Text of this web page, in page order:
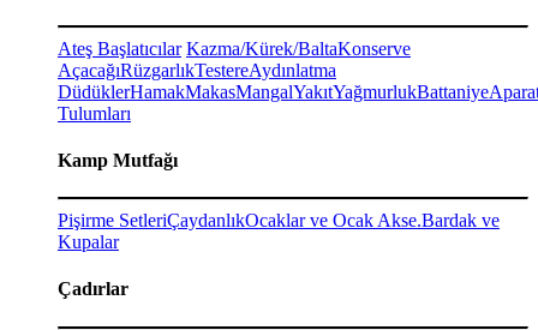
Ateş Başlatıcılar Kazma/Kürek/BaltaKonserve
AçacağıRüzgarlıkTestereAydınlatma
DüdüklerHamakMakasMangalYakıtYağmurlukBattaniye
Tulumları
Kamp Mutfağı
Pişirme SetleriÇaydanlıkOcaklar ve Ocak Akse.Bardak ve
Kupalar
Çadırlar